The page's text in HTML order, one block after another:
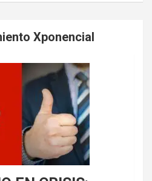
Xponencial